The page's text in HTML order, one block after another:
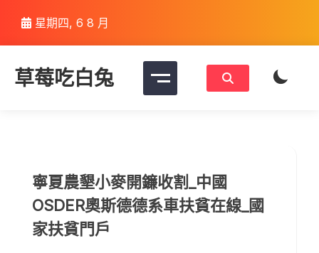
content
星期四, 6 8 月
草莓吃白兔
寧夏農墾小麥開鐮收割_中國
OSDER奧斯德德系車扶貧在線_國
家扶貧門戶